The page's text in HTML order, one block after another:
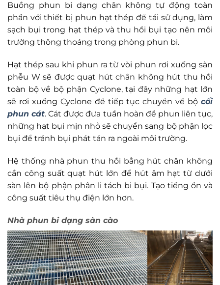
Buồng phun bi dạng chân không tự động toàn
phần với thiết bị phun hạt thép để tái sử dụng, làm
sạch bụi trong hạt thép và thu hồi bụi tạo nên môi
trường thông thoáng trong phòng phun bi.
Hạt thép sau khi phun ra từ vòi phun rơi xuống sàn
phễu W sẽ được quạt hút chân không hút thu hồi
toàn bộ về bộ phận Cyclone, tại đây những hạt lớn
sẽ rơi xuống Cyclone để tiếp tục chuyển về bộ cối
phun cát. Cát được đưa tuần hoàn để phun liên tục,
những hạt bụi mịn nhỏ sẽ chuyển sang bộ phận lọc
bụi để tránh bụi phát tán ra ngoài môi trường.
Hệ thống nhà phun thu hồi bằng hút chân không
cần công suất quạt hút lớn để hút âm hạt từ dưới
sàn lên bộ phận phân li tách bi bụi. Tạo tiếng ồn và
công suất tiêu thụ điện lớn hơn.
Nhà phun bi dạng sàn cào